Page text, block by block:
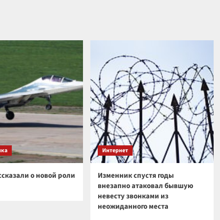
о новой роли
Интернет
Изменник спустя годы
внезапно атаковал бывшую
невесту звонками из
неожиданного места